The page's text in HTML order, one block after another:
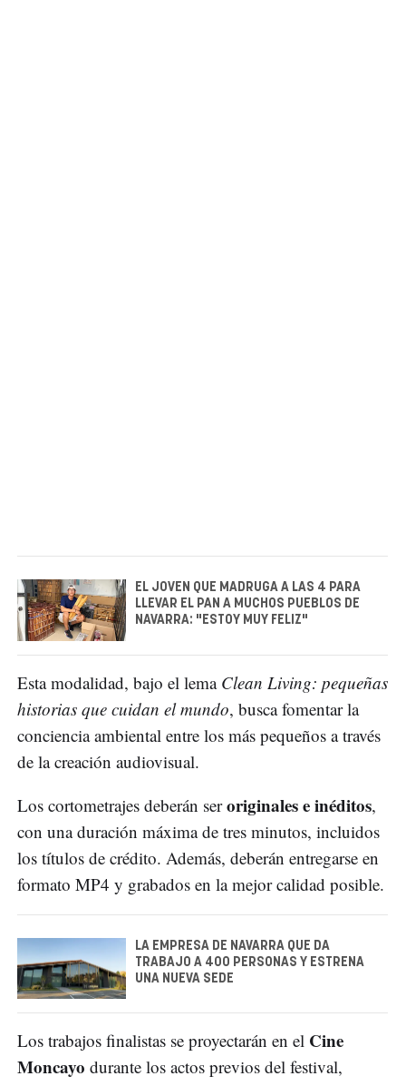
EL JOVEN QUE MADRUGA A LAS 4 PARA
LLEVAR EL PAN A MUCHOS PUEBLOS DE
NAVARRA: "ESTOY MUY FELIZ"
Esta modalidad, bajo el lema Clean Living: pequeñas
historias que cuidan el mundo, busca fomentar la
conciencia ambiental entre los más pequeños a través
de la creación audiovisual.
Los cortometrajes deberán seroriginales e inéditos,
con una duración máxima de tres minutos, incluidos
los títulos de crédito. Además, deberán entregarse en
formato MP4 y grabados en la mejor calidad posible.
LA EMPRESA DE NAVARRA QUE DA
TRABAJO A 400 PERSONAS Y ESTRENA
UNA NUEVA SEDE
Los trabajos finalistas se proyectarán en el Cine
Moncayo durante los actos previos del festival,